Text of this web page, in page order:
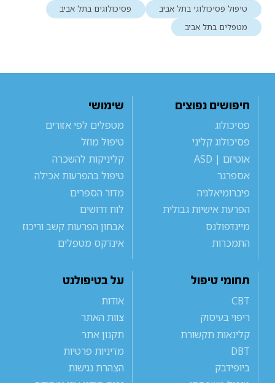
טיפול פסיכולוגי בתל אביב
פסיכולוגים בתל אביב
מטפלים בתל אביב
חיפושים נפוצים
פסיכולוג
פסיכולוג קליני
אוטיזם | ASD
אספרגר
פיברומיאלגיה
הפרעת אישיות גבולית
מיינדפולנס
התמכרות
שימושי
מטפלים לפי אזורים
טיפול מוזל
קליניקות להשכרה
טיפול בהפרעות אכילה
מדור הספרים
לוח דרושים
אבחון הפרעות קשב וריכוז
אינדקס מטפלים
תחומי טיפול
CBT
ריפוי בעיסוק
קלינאות תקשורת
DBT
ביופידבק
על בטיפולנט
אודות
צוות האתר
תקנון אתר
מדיניות פרטיות
הצהרת נגישות